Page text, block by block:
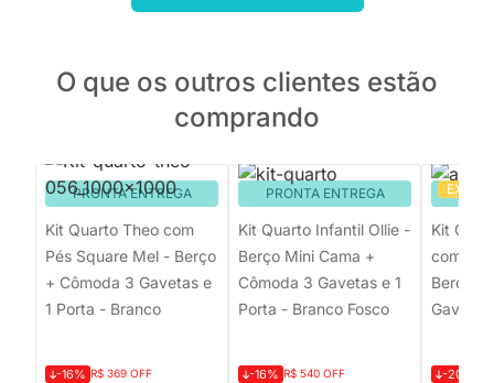
O que os outros clientes estão
comprando
PRONTA ENTREGA
Kit Quarto Theo com
Pés Square Mel - Berço
+ Cômoda 3 Gavetas e
1 Porta - Branco
-16% R$ 369 OFF
PRONTA ENTREGA
Kit Quarto Infantil Ollie -
Berço Mini Cama +
Cômoda 3 Gavetas e 1
Porta - Branco Fosco
-16% R$ 540 OFF
Kit
com
Berço +
-20%